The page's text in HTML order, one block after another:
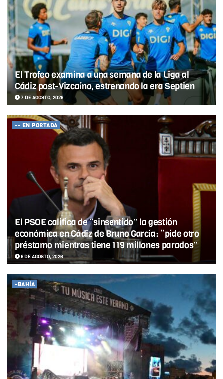
El Trofeo examina a una semana de la Liga al
Cádiz post-Vizcaíno, estrenando la era Septien
7 DE AGOSTO, 2026
-- EN PORTADA
El PSOE califica de “sinsentido” la gestión
económica en Cádiz de Bruno García: “pide otro
préstamo mientras tiene 119 millones parados”
6 DE AGOSTO, 2026
-BAHÍA